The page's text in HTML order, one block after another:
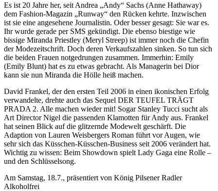
Es ist 20 Jahre her, seit Andrea „Andy“ Sachs (Anne Hathaway)
dem Fashion-Magazin „Runway“ den Rücken kehrte. Inzwischen
ist sie eine angesehene Journalistin. Oder besser gesagt: Sie war es.
Ihr wurde gerade per SMS gekündigt. Die ebenso biestige wie
bissige Miranda Priestley (Meryl Streep) ist immer noch die Chefin
der Modezeitschrift. Doch deren Verkaufszahlen sinken. So tun sich
die beiden Frauen notgedrungen zusammen. Immerhin: Emily
(Emily Blunt) hat es zu etwas gebracht. Als Managerin bei Dior
kann sie nun Miranda die Hölle heiß machen.
David Frankel, der den ersten Teil 2006 in einen ikonischen Erfolg
verwandelte, drehte auch das Sequel DER TEUFEL TRÄGT
PRADA 2. Alle machen wieder mit! Sogar Stanley Tucci sucht als
Art Director Nigel die passenden Klamotten für Andy aus. Frankel
hat seinen Blick auf die glitzernde Modewelt geschärft. Die
Adaption von Lauren Weisbergers Roman führt vor Augen, wie
sehr sich das Küsschen-Küsschen-Business seit 2006 verändert hat.
Wichtig zu wissen: Beim Showdown spielt Lady Gaga eine Rolle –
und den Schlüsselsong.
Am Samstag, 18.7., präsentiert von König Pilsener Radler
Alkoholfrei